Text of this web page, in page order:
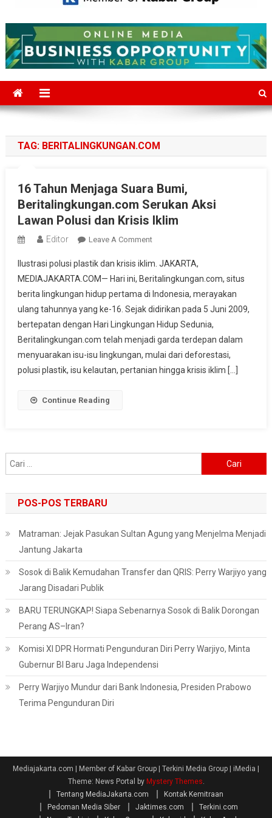
Mediajakarta.com
TAG: BERITALINGKUNGAN.COM
16 Tahun Menjaga Suara Bumi,
Beritalingkungan.com Serukan Aksi
Lawan Polusi dan Krisis Iklim
Editor Leave A CommentOn
Tahun
Menjaga
Suara
Bumi,
Beritalingkungan.com
Serukan
Aksi
Lawan
Ilustrasi polusi plastik dan krisis iklim. JAKARTA,
MEDIAJAKARTA.COM— Hari ini, Beritalingkungan.com, situs
berita lingkungan hidup pertama di Indonesia, merayakan
ulang tahunnya yang ke-16. Sejak didirikan pada 5 Juni 2009,
bertepatan dengan Hari Lingkungan Hidup Sedunia,
Beritalingkungan.com telah menjadi garda terdepan dalam
menyuarakan isu-isu lingkungan, mulai dari deforestasi,
polusi plastik, isu kelautan, pertanian hingga krisis iklim […]
Continue Reading
untuk:
POS-POS TERBARU
Matraman: Jejak Pasukan Sultan Agung yang Menjelma Menjadi
Jantung Jakarta
Sosok di Balik Kemudahan Transfer dan QRIS: Perry Warjiyo yang
Jarang Disadari Publik
BARU TERUNGKAP! Siapa Sebenarnya Sosok di Balik Dorongan
Perang AS–Iran?
Komisi XI DPR Hormati Pengunduran Diri Perry Warjiyo, Minta
Gubernur BI Baru Jaga Independensi
Perry Warjiyo Mundur dari Bank Indonesia, Presiden Prabowo
Terima Pengunduran Diri
Mediajakarta.com | Member of Kabar Group | Terkini Media Group | iMedia
Theme: News Portal by Mystery Themes.
Tentang MediaJakarta.com
Kontak Kemitraan
Pedoman Media Siber
Jaktimes.com
Terkini.com